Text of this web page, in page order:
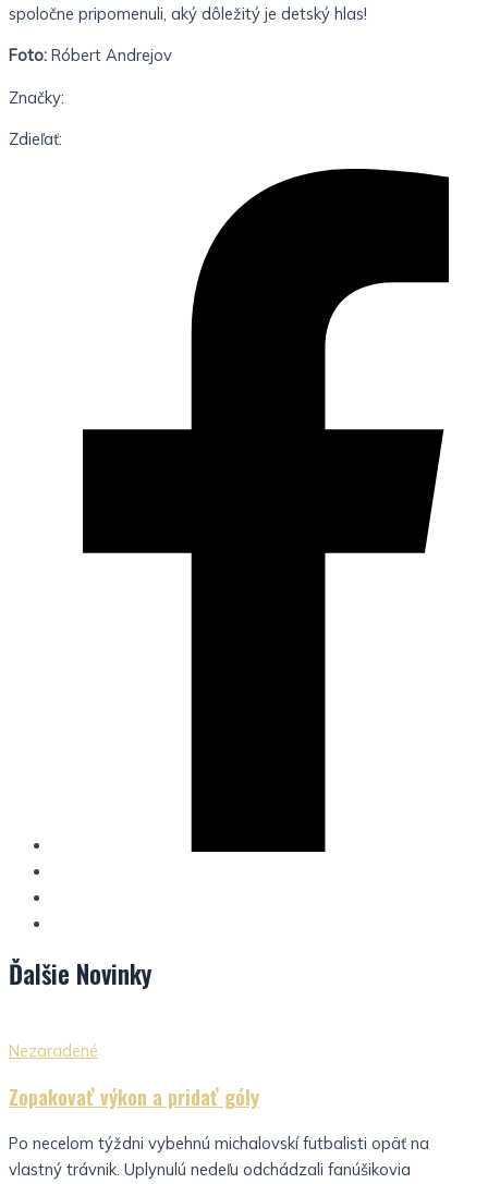
spoločne pripomenuli, aký dôležitý je detský hlas!
Foto: Róbert Andrejov
Značky:
Zdieľať:
Ďalšie Novinky
Nezaradené
Zopakovať výkon a pridať góly
Po necelom týždni vybehnú michalovskí futbalisti opäť na
vlastný trávnik. Uplynulú nedeľu odchádzali fanúšikovia